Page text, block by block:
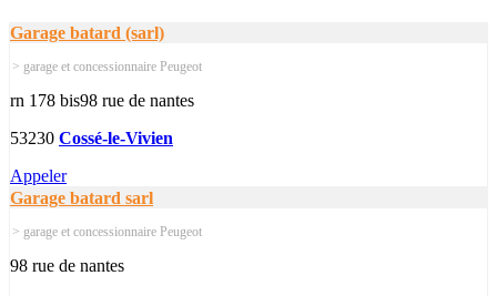
Garage batard (sarl)
> garage et concessionnaire Peugeot
rn 178 bis98 rue de nantes
53230 Cossé-le-Vivien
Appeler
Garage batard sarl
> garage et concessionnaire Peugeot
98 rue de nantes